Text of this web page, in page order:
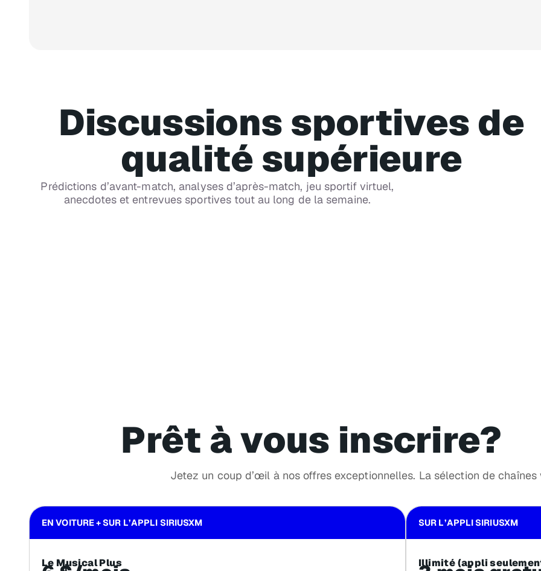
Discussions sportives de
qualité supérieure
Prédictions d’avant-match, analyses d’après-match, jeu sportif virtuel,
anecdotes et entrevues sportives tout au long de la semaine.
CH 88
SiriusXM NFL Radio
CH 86
SiriusXM NBA Radio
Prêt à vous inscrire?
Jetez un coup d’œil à nos offres exceptionnelles. La sélection de
EN VOITURE + SUR L’APPLI SIRIUSXM
Le Musical Plus
SUR L’APPLI SIRIUSXM
Illimité (appli